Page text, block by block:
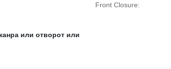
Front Closure:
или отворот или